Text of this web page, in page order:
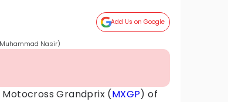
Add Us on Google
Nasir)
Grandprix (MXGP) of